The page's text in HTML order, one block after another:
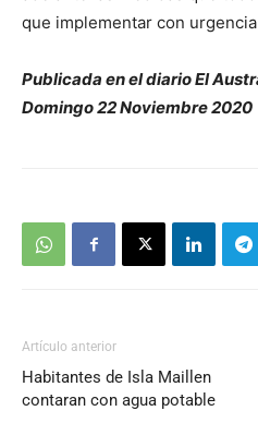
que implementar con
Publicada en el diario El
Domingo 22 Noviembre 2020
Artículo anterior
Habitantes de Isla Maillen
contaran con agua potable